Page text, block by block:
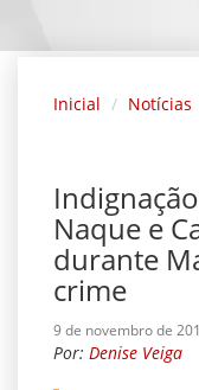
Inicial Notícias
Naque e
durante
crime
9 de novembro de
Por: Denise Veiga